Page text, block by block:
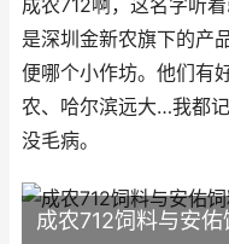
成农712啊，这名字听
是深圳金新农旗下的产
便哪个小作坊。他们有
农、哈尔滨远大…我都
没毛病。
成农712饲料与安